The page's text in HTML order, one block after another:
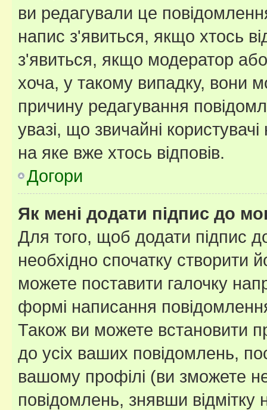
ви редагували це
напис з'явиться, якщо хтось
з'явиться, якщо модератор
хоча, у такому випадку, вони
причину редагування
увазі, що звичайні
на яке вже хтось відповів.
Догори
Як мені додати підпис до
Для того, щоб додати підпис
необхідно спочатку створити
можете поставити галочку
формі написання
Також ви можете встановити
до усіх ваших повідомлень,
вашому профілі (ви зможете
повідомлень, знявши відмітку